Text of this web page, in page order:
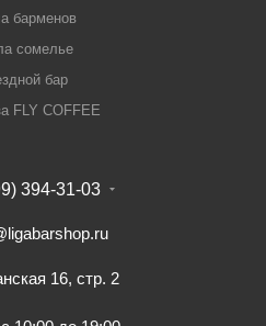
барменов
сомелье
бар
FLY COFFEE
394-31-03
16, стр. 2